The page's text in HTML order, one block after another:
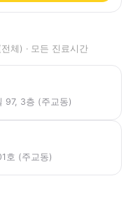
체) · 모든 진료시간
97, 3층 (주교동)
호 (주교동)